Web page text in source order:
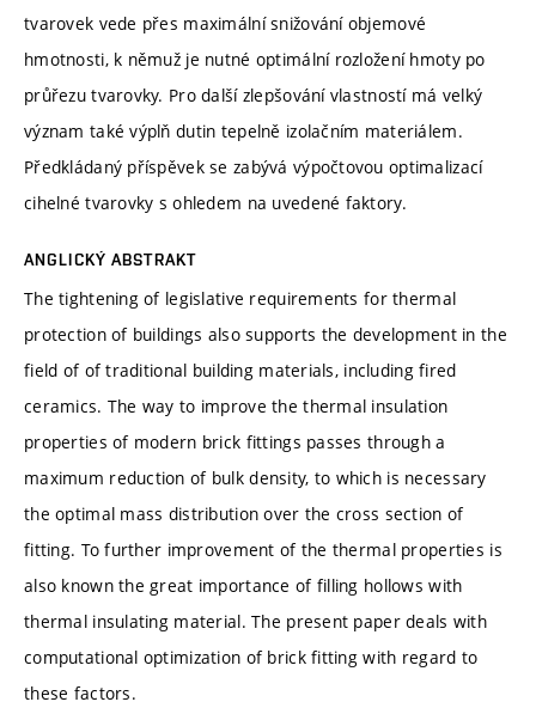
tvarovek vede přes maximální snižování objemové
hmotnosti, k němuž je nutné optimální rozložení hmoty po
průřezu tvarovky. Pro další zlepšování vlastností má velký
význam také výplň dutin tepelně izolačním materiálem.
Předkládaný příspěvek se zabývá výpočtovou optimalizací
cihelné tvarovky s ohledem na uvedené faktory.
ANGLICKÝ ABSTRAKT
The tightening of legislative requirements for thermal
protection of buildings also supports the development in the
field of of traditional building materials, including fired
ceramics. The way to improve the thermal insulation
properties of modern brick fittings passes through a
maximum reduction of bulk density, to which is necessary
the optimal mass distribution over the cross section of
fitting. To further improvement of the thermal properties is
also known the great importance of filling hollows with
thermal insulating material. The present paper deals with
computational optimization of brick fitting with regard to
these factors.